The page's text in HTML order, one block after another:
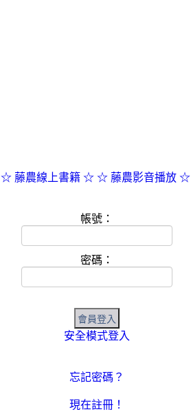
☆ 藤農線上書籍 ☆☆ 藤農影音播放 ☆
帳號：
密碼：
安全模式登入
忘記密碼？
現在註冊！